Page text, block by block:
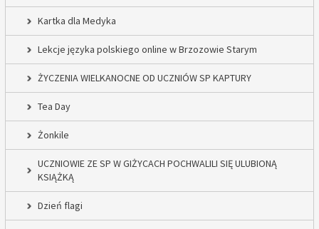
Kartka dla Medyka
Lekcje języka polskiego online w Brzozowie Starym
ŻYCZENIA WIELKANOCNE OD UCZNIÓW SP KAPTURY
Tea Day
Żonkile
UCZNIOWIE ZE SP W GIŻYCACH POCHWALILI SIĘ ULUBIONĄ
KSIĄŻKĄ
Dzień flagi